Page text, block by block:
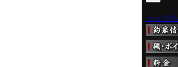
トップ